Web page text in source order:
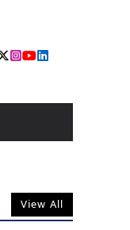
View All